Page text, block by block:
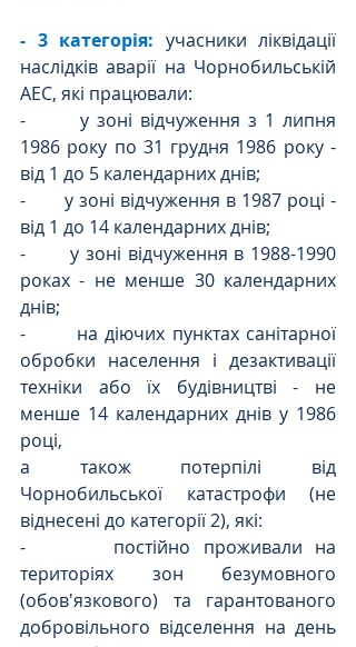
- 3 категорія: учасники ліквідації
наслідків аварії на Чорнобильській
АЕС, які працювали:
-       у зоні відчуження з 1 липня
1986 року по 31 грудня 1986 року -
від 1 до 5 календарних днів;
-       у зоні відчуження в 1987 році -
від 1 до 14 календарних днів;
-       у зоні відчуження в 1988-1990
роках - не менше 30 календарних
днів;
-       на діючих пунктах санітарної
обробки населення і дезактивації
техніки або їх будівництві - не
менше 14 календарних днів у 1986
році,
а також потерпілі від
Чорнобильської катастрофи (не
віднесені до категорії 2), які:
-       постійно проживали на
територіях зон безумовного
(обов'язкового) та гарантованого
добровільного відселення на день